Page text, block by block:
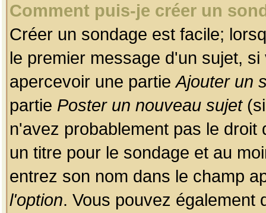
Comment puis-je créer un
Créer un sondage est facile;
le premier message d'un sujet,
apercevoir une partieAjouter un
partie Poster un nouveau sujet(si
n'avez probablement pas le
un titre pour le sondage et au
entrez son nom dans le champ
l'option. Vous pouvez également